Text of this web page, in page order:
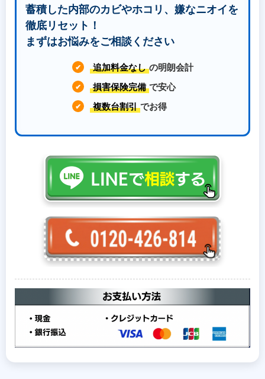
蓄積した内部のカビやホコリ、嫌なニオイを
徹底リセット！
まずはお悩みをご相談ください
✔ 追加料金なし の明朗会計
✔ 損害保険完備 で安心
✔ 複数台割引 でお得